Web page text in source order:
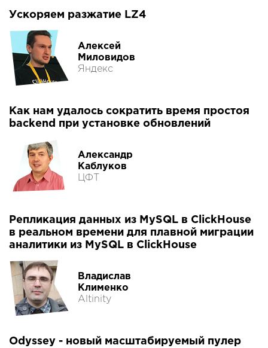
Ускоряем разжатие LZ4
Алексей
Миловидов
Яндекс
Как нам удалось сократить время простоя
backend при установке обновлений
Александр
Каблуков
ЦФТ
Репликация данных из MySQL в ClickHouse
в реальном времени для плавной миграции
аналитики из MySQL в ClickHouse
Владислав
Клименко
Altinity
Odyssey - новый масштабируемый пулер